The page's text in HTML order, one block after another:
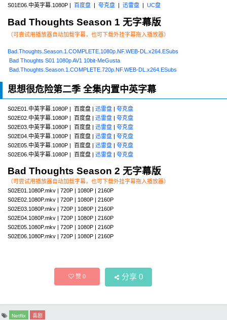
S01E06.中英字幕.1080P | 百度盘 | 夸克盘 | 迅雷盘 | UC盘
Bad Thoughts Season 1 无字幕版
（可尝试用播放器自动加载字幕，也可下载外挂字幕拖入播放器）
Bad.Thoughts.Season.1.COMPLETE.1080p.NF.WEB-DL.x264.ESubs
Bad Thoughts S01 1080p AV1 10bit-MeGusta
Bad.Thoughts.Season.1.COMPLETE.720p.NF.WEB-DL.x264.ESubs
思想很危险第二季 全集内置中英字幕
S02E01.中英字幕.1080P | 百度盘 | 迅雷盘 | 夸克盘
S02E02.中英字幕.1080P | 百度盘 | 迅雷盘 | 夸克盘
S02E03.中英字幕.1080P | 百度盘 | 迅雷盘 | 夸克盘
S02E04.中英字幕.1080P | 百度盘 | 迅雷盘 | 夸克盘
S02E05.中英字幕.1080P | 百度盘 | 迅雷盘 | 夸克盘
S02E06.中英字幕.1080P | 百度盘 | 迅雷盘 | 夸克盘
Bad Thoughts Season 2 无字幕版
（可尝试用播放器自动加载字幕，也可下载外挂字幕拖入播放器）
S02E01.1080P.mkv | 720P | 1080P | 2160P
S02E02.1080P.mkv | 720P | 1080P | 2160P
S02E03.1080P.mkv | 720P | 1080P | 2160P
S02E04.1080P.mkv | 720P | 1080P | 2160P
S02E05.1080P.mkv | 720P | 1080P | 2160P
S02E06.1080P.mkv | 720P | 1080P | 2160P
赞0 分享 0
Netflix 喜剧